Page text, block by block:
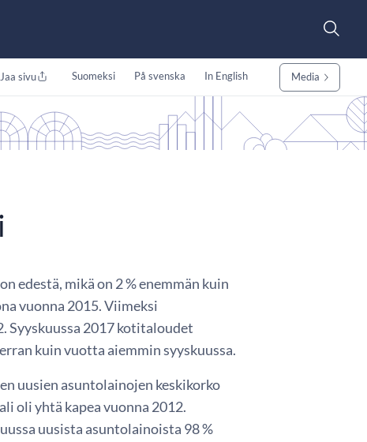
Jaa sivu Suomeksi På svenska In English Media
edestä, mikä on 2 % enemmän kuin
vuonna 2015. Viimeksi
Syyskuussa 2017 kotitaloudet
kuin vuotta aiemmin syyskuussa.
uusien asuntolainojen keskikorko
oli yhtä kapea vuonna 2012.
uusista asuntolainoista 98 %